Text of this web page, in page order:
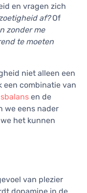
en vragen zich
af?Of
zonder me
te moeten
niet alleen een
een combinatie van
en de
we eens nader
het kunnen
van plezier